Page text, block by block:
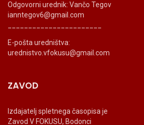
Odgovorni urednik: Vančo Tegov
ianntegov6@gmail.com
E-pošta uredništva:
urednistvo.vfokusu@gmail.com
ZAVOD
Izdajatelj spletnega časopisa je
Zavod V FOKUSU, Bodonci